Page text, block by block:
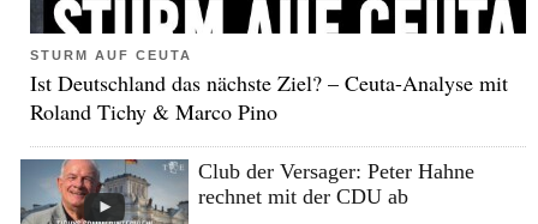
STURM AUF CEUTA
Ist Deutschland das nächste Ziel? – Ceuta-Analyse mit
Roland Tichy & Marco Pino
Club der Versager: Peter Hahne
rechnet mit der CDU ab